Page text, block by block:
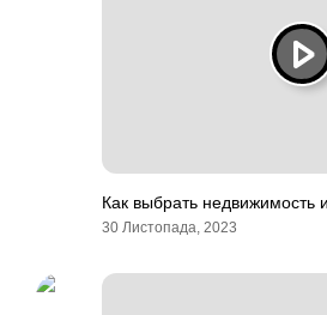
Как выбрать недвижимость
30 Листопада, 2023